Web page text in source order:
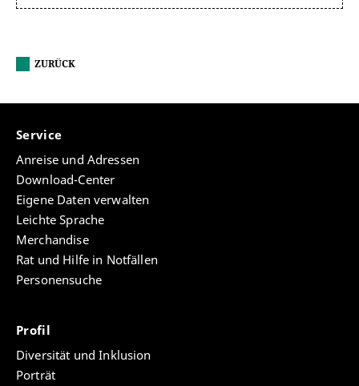
ZURÜCK
Service
Anreise und Adressen
Download-Center
Eigene Daten verwalten
Leichte Sprache
Merchandise
Rat und Hilfe in Notfällen
Personensuche
Profil
Diversität und Inklusion
Porträt